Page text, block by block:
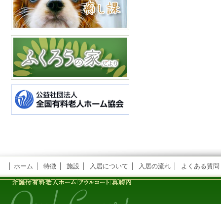
ホーム 特徴 施設 入居について 入居の流れ よくある質問